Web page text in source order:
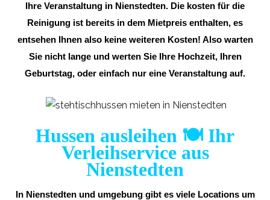
Ihre Veranstaltung in Nienstedten. Die kosten für die
Reinigung ist bereits in dem Mietpreis enthalten, es
entsehen Ihnen also keine weiteren Kosten! Also warten
Sie nicht lange und werten Sie Ihre Hochzeit, Ihren
Geburtstag, oder einfach nur eine Veranstaltung auf.
Hussen ausleihen 🍽️ Ihr
Verleihservice aus
Nienstedten
In Nienstedten und umgebung gibt es viele Locations um